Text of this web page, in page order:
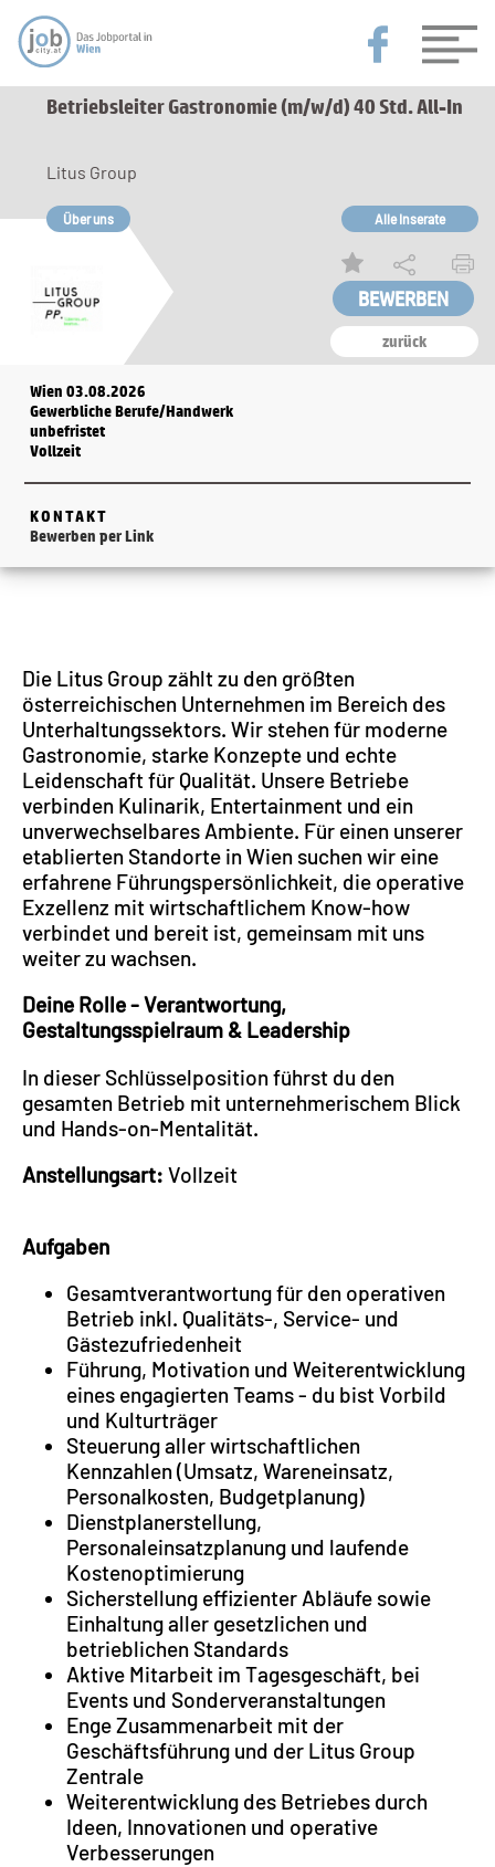
Betriebsleiter Gastronomie (m/w/d) 40 Std. All-In
zurück
Litus Group
Über uns Alle Inserate
Wien 03.08.2026
Gewerbliche Berufe/Handwerk
unbefristet
Vollzeit
KONTAKT
Bewerben per Link
Die Litus Group zählt zu den größten
österreichischen Unternehmen im Bereich des
Unterhaltungssektors. Wir stehen für moderne
Gastronomie, starke Konzepte und echte
Leidenschaft für Qualität. Unsere Betriebe
verbinden Kulinarik, Entertainment und ein
unverwechselbares Ambiente. Für einen unserer
etablierten Standorte in Wien suchen wir eine
erfahrene Führungspersönlichkeit, die operative
Exzellenz mit wirtschaftlichem Know-how
verbindet und bereit ist, gemeinsam mit uns
weiter zu wachsen.
Deine Rolle - Verantwortung,
Gestaltungsspielraum & Leadership
In dieser Schlüsselposition führst du den
gesamten Betrieb mit unternehmerischem Blick
und Hands-on-Mentalität.
Anstellungsart: Vollzeit
Aufgaben
Gesamtverantwortung für den operativen
Betrieb inkl. Qualitäts-, Service- und
Gästezufriedenheit
Führung, Motivation und Weiterentwicklung
eines engagierten Teams - du bist Vorbild
und Kulturträger
Steuerung aller wirtschaftlichen
Kennzahlen (Umsatz, Wareneinsatz,
Personalkosten, Budgetplanung)
Dienstplanerstellung,
Personaleinsatzplanung und laufende
Kostenoptimierung
Sicherstellung effizienter Abläufe sowie
Einhaltung aller gesetzlichen und
betrieblichen Standards
Aktive Mitarbeit im Tagesgeschäft, bei
Events und Sonderveranstaltungen
Enge Zusammenarbeit mit der
Geschäftsführung und der Litus Group
Zentrale
Weiterentwicklung des Betriebes durch
Ideen, Innovationen und operative
Verbesserungen